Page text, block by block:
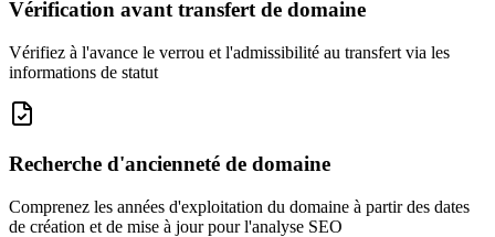
Vérification avant transfert de domaine
Vérifiez à l'avance le verrou et l'admissibilité au transfert via les
informations de statut
Recherche d'ancienneté de domaine
Comprenez les années d'exploitation du domaine à partir des dates
de création et de mise à jour pour l'analyse SEO